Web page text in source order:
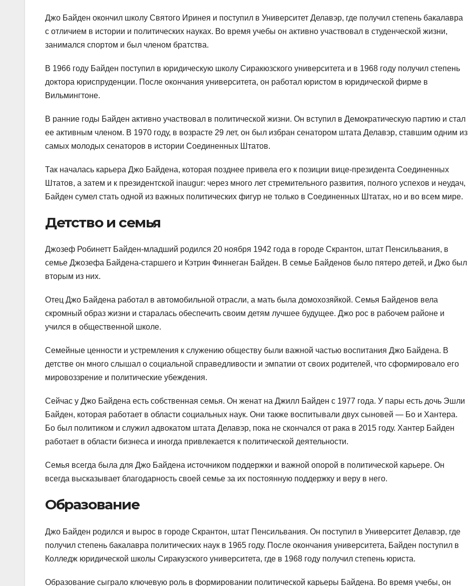
Джо Байден окончил школу Святого Иринея и поступил в Университет Делавэр, где получил степень бакалавра
с отличием в истории и политических науках. Во время учебы он активно участвовал в студенческой жизни,
занимался спортом и был членом братства.
В 1966 году Байден поступил в юридическую школу Сиракюзского университета и в 1968 году получил степень
доктора юриспруденции. После окончания университета, он работал юристом в юридической фирме в
Вильмингтоне.
В ранние годы Байден активно участвовал в политической жизни. Он вступил в Демократическую партию и стал
ее активным членом. В 1970 году, в возрасте 29 лет, он был избран сенатором штата Делавэр, ставшим одним из
самых молодых сенаторов в истории Соединенных Штатов.
Так началась карьера Джо Байдена, которая позднее привела его к позиции вице-президента Соединенных
Штатов, а затем и к президентской inaugur: через много лет стремительного развития, полного успехов и неудач,
Байден сумел стать одной из важных политических фигур не только в Соединенных Штатах, но и во всем мире.
Детство и семья
Джозеф Робинетт Байден-младший родился 20 ноября 1942 года в городе Скрантон, штат Пенсильвания, в
семье Джозефа Байдена-старшего и Кэтрин Финнеган Байден. В семье Байденов было пятеро детей, и Джо был
вторым из них.
Отец Джо Байдена работал в автомобильной отрасли, а мать была домохозяйкой. Семья Байденов вела
скромный образ жизни и старалась обеспечить своим детям лучшее будущее. Джо рос в рабочем районе и
учился в общественной школе.
Семейные ценности и устремления к служению обществу были важной частью воспитания Джо Байдена. В
детстве он много слышал о социальной справедливости и эмпатии от своих родителей, что сформировало его
мировоззрение и политические убеждения.
Сейчас у Джо Байдена есть собственная семья. Он женат на Джилл Байден с 1977 года. У пары есть дочь Эшли
Байден, которая работает в области социальных наук. Они также воспитывали двух сыновей — Бо и Хантера.
Бо был политиком и служил адвокатом штата Делавэр, пока не скончался от рака в 2015 году. Хантер Байден
работает в области бизнеса и иногда привлекается к политической деятельности.
Семья всегда была для Джо Байдена источником поддержки и важной опорой в политической карьере. Он
всегда высказывает благодарность своей семье за их постоянную поддержку и веру в него.
Образование
Джо Байден родился и вырос в городе Скрантон, штат Пенсильвания. Он поступил в Университет Делавэр, где
получил степень бакалавра политических наук в 1965 году. После окончания университета, Байден поступил в
Колледж юридической школы Сиракузского университета, где в 1968 году получил степень юриста.
Образование сыграло ключевую роль в формировании политической карьеры Байдена. Во время учебы, он